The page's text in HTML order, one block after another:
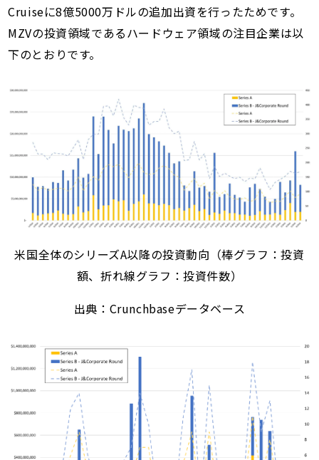
Cruiseに8億5000万ドルの追加出資を行ったためです。
MZVの投資領域であるハードウェア領域の注目企業は以
下のとおりです。
米国全体のシリーズA以降の投資動向（棒グラフ：投資
額、折れ線グラフ：投資件数）
出典：Crunchbaseデータベース